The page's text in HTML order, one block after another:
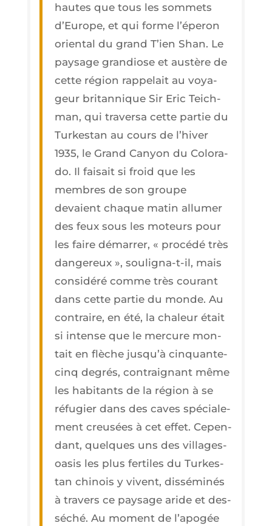
hautes que tous les som­mets
d’Eu­rope, et qui forme l’é­pe­ron
orien­tal du grand T’ien Shan. Le
pay­sage gran­diose et aus­tère de
cette région rap­pe­lait au voya­
geur bri­tan­nique Sir Eric Teich­
man, qui tra­ver­sa cette par­tie du
Tur­kes­tan au cours de l’hi­ver
1935, le Grand Canyon du Colo­ra­
do. Il fai­sait si froid que les
membres de son groupe
devaient chaque matin allu­mer
des feux sous les moteurs pour
les faire démar­rer, « pro­cé­dé très
dan­ge­reux », sou­li­gna-t-il, mais
consi­dé­ré comme très cou­rant
dans cette par­tie du monde. Au
contraire, en été, la cha­leur était
si intense que le mer­cure mon­
tait en flèche jus­qu’à cin­quante-
cinq degrés, contrai­gnant même
les habi­tants de la région à se
réfu­gier dans des caves spé­cia­le­
ment creu­sées à cet effet. Cepen­
dant, quelques uns des vil­lages-
oasis les plus fer­tiles du Tur­kes­
tan chi­nois y vivent, dis­sé­mi­nés
à tra­vers ce pay­sage aride et des­
sé­ché. Au moment de l’a­po­gée